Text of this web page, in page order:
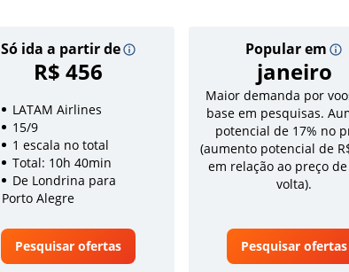
Só ida a partir de
R$ 456
Popular em
janeiro
LATAM Airlines
15/9
1 escala no total
Total: 10h 40min
De Londrina para
Porto Alegre
Pesquisar ofertas
Maior demanda por
base em pesquisas.
potencial de 17% no
(aumento potencial de
em relação ao preço
volta).
Pesquisar ofertas